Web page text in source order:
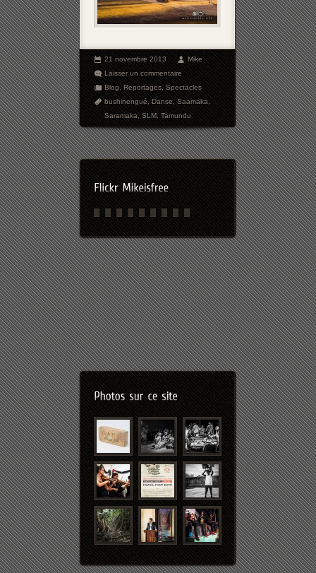
21 novembre 2013
Mike
Laisser un commentaire
Blog,Reportages,Spectacles
bushinengué,Danse,Saamaka,
Saramaka,SLM,Tamundu